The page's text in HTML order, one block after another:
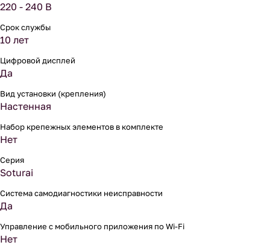
220 - 240 В
Срок службы
10 лет
Цифровой дисплей
Да
Вид установки (крепления)
Настенная
Набор крепежных элементов в комплекте
Нет
Серия
Soturai
Система самодиагностики неисправности
Да
Управление c мобильного приложения по Wi-Fi
Нет